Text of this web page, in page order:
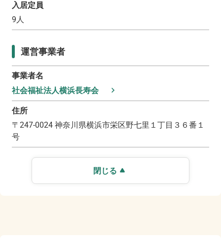
入居定員
9人
運営事業者
事業者名
社会福祉法人横浜長寿会
住所
〒 247-0024 神奈川県横浜市栄区野七里１丁目３６番１
号
閉じる